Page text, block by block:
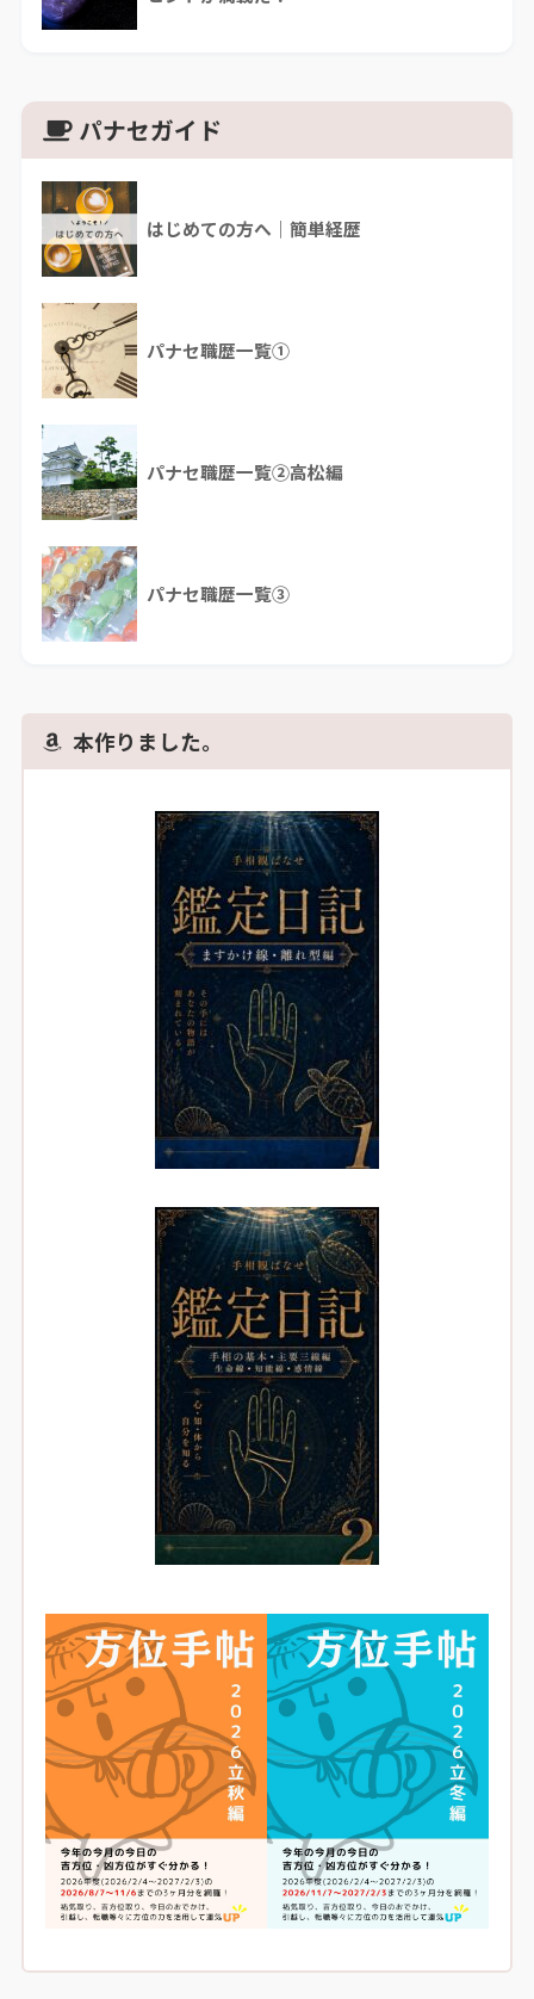
パナセガイド
はじめての方へ｜簡単経歴
パナセ職歴一覧①
パナセ職歴一覧②高松編
パナセ職歴一覧③
本作りました。